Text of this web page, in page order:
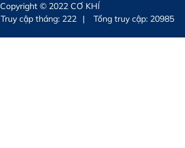
Copyright © 2022 CƠ KHÍ
Truy cập tháng: 222 | Tổng truy cập: 20985